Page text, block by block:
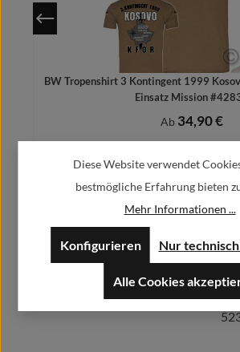
BW Tropenshirt 3 Kontingent 1999
Einsatz Mission
Regulärer Preis:
Ab 34,90 €
Alfa
Diese Website verwendet
bestmögliche Erfahrung bieten
Mehr Informationen ...
Nur
Konfigurieren
Alle Cookies